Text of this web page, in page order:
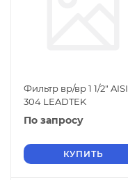
Фильтр вр/вр 1 1/2" AISI
304 LEADTEK
По запросу
КУПИТЬ